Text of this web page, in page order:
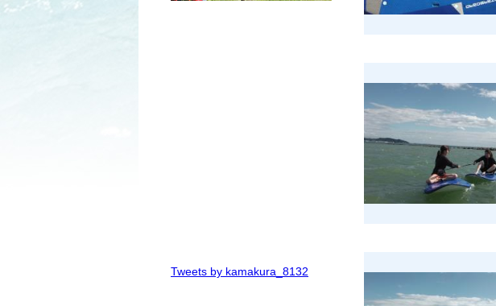
Tweets by kamakura_8132